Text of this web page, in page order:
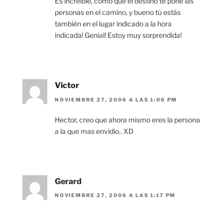
personas en el camino, y bueno tú estás
también en el lugar indicado a la hora
indicada! Genial! Estoy muy sorprendida!
Victor
NOVIEMBRE 27, 2006 A LAS 1:06 PM
Hector, creo que ahora mismo eres la persona
a la que mas envidio.. XD
Gerard
NOVIEMBRE 27, 2006 A LAS 1:17 PM